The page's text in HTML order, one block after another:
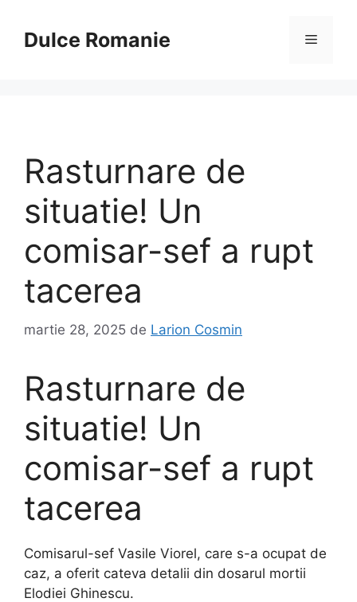
conținutDulce Romanie Meniu
Rasturnare de
situatie! Un
comisar-sef a rupt
tacerea
martie 28, 2025 de Larion Cosmin
Rasturnare de
situatie! Un
comisar-sef a rupt
tacerea
Comisarul-sef Vasile Viorel, care s-a ocupat de
caz, a oferit cateva detalii din dosarul mortii
Elodiei Ghinescu.